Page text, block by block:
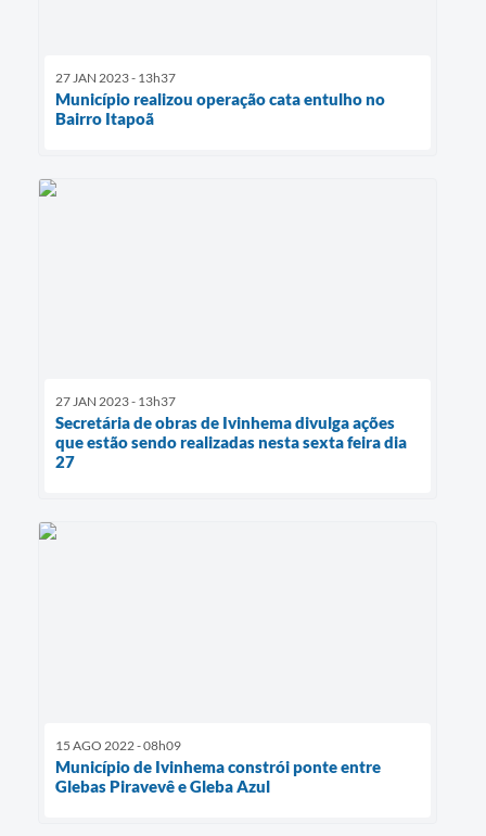
27 JAN 2023 - 13h37
Município realizou operação cata entulho no
Bairro Itapoã
27 JAN 2023 - 13h37
Secretária de obras de Ivinhema divulga ações
que estão sendo realizadas nesta sexta feira dia
27
15 AGO 2022 - 08h09
Município de Ivinhema constrói ponte entre
Glebas Piravevê e Gleba Azul